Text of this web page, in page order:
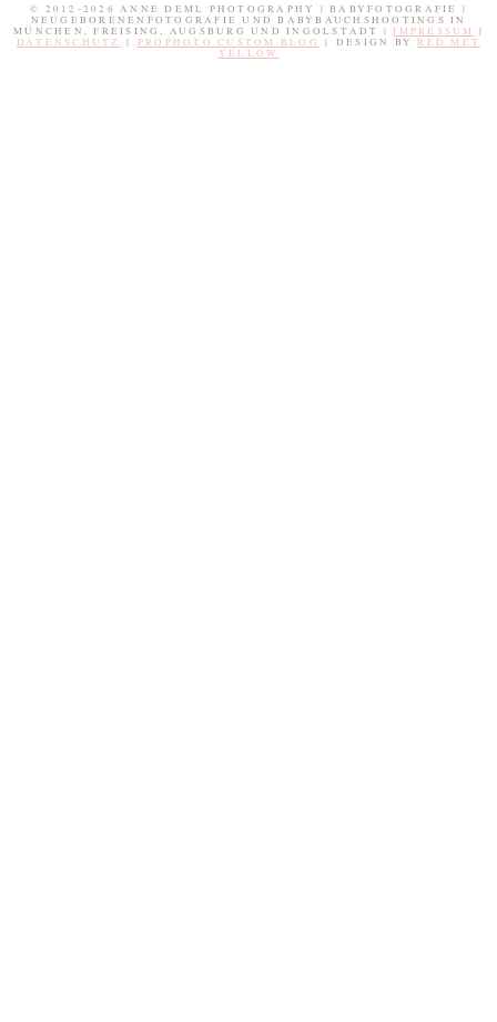
© 2012-2026 ANNE DEML PHOTOGRAPHY | BABYFOTOGRAFIE |
NEUGEBORENENFOTOGRAFIE UND BABYBAUCHSHOOTINGS IN
MÜNCHEN, FREISING, AUGSBURG UND INGOLSTADT | IMPRESSUM
|
DATENSCHUTZ
| PROPHOTO CUSTOM BLOG | DESIGN BYRED MET
YELLOW